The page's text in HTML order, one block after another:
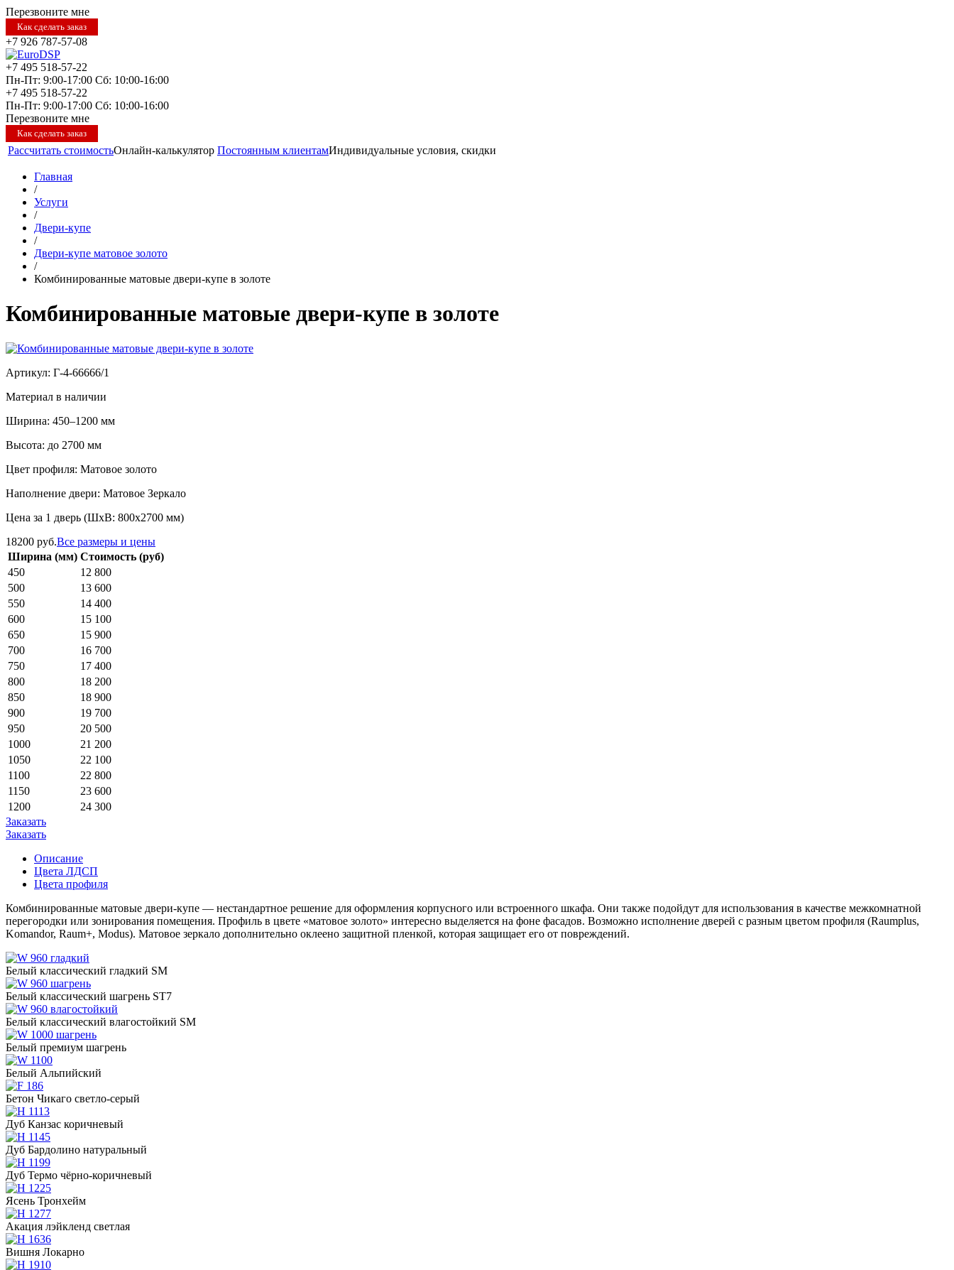
Перезвоните мне
Как сделать заказ
+7 926 787-57-08
+7 495 518-57-22
Пн-Пт: 9:00-17:00 Сб: 10:00-16:00
+7 495 518-57-22
Пн-Пт: 9:00-17:00 Сб: 10:00-16:00
Перезвоните мне
Как сделать заказ
Рассчитать стоимостьОнлайн-калькулятор Постоянным клиентамИндивидуальные условия, скидки
Главная
/
Услуги
/
Двери-купе
/
Двери-купе матовое золото
/
Комбинированные матовые двери-купе в золоте
Комбинированные матовые двери-купе в золоте
Артикул: Г-4-66666/1
Материал в наличии
Ширина: 450–1200 мм
Высота: до 2700 мм
Цвет профиля: Матовое золото
Наполнение двери: Матовое Зеркало
Цена за 1 дверь (ШхВ: 800х2700 мм)
18200 руб.Все размеры и цены
Ширина (мм) Стоимость (руб)
450
12 800
500
13 600
550
14 400
600
15 100
650
15 900
700
16 700
750
17 400
800
18 200
850
18 900
900
19 700
950
20 500
1000
21 200
1050
22 100
1100
22 800
1150
23 600
1200
24 300
Заказать
Заказать
Описание
Цвета ЛДСП
Цвета профиля
Комбинированные матовые двери-купе — нестандартное решение для оформления корпусного или встроенного шкафа. Они также подойдут для использования в качестве межкомнатной
перегородки или зонирования помещения. Профиль в цвете «матовое золото» интересно выделяется на фоне фасадов. Возможно исполнение дверей с разным цветом профиля (Raumplus,
Komandor, Raum+, Modus). Матовое зеркало дополнительно оклеено защитной пленкой, которая защищает его от повреждений.
Белый классический гладкий SM
Белый классический шагрень ST7
Белый классический влагостойкий SM
Белый премиум шагрень
Белый Альпийский
Бетон Чикаго светло-серый
Дуб Канзас коричневый
Дуб Бардолино натуральный
Дуб Термо чёрно-коричневый
Ясень Тронхейм
Акация лэйкленд светлая
Вишня Локарно